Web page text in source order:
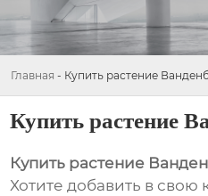
Главная - Купить растение
Купить растение
Купить растение
Хотите добавить в